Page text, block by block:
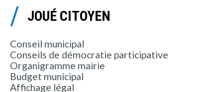
JOUÉ CITOYEN
Conseil municipal
Conseils de démocratie participative
Organigramme mairie
Budget municipal
Affichage légal